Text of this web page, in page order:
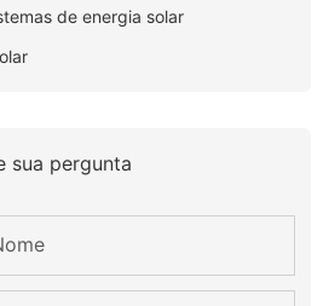
de energia solar
sua pergunta